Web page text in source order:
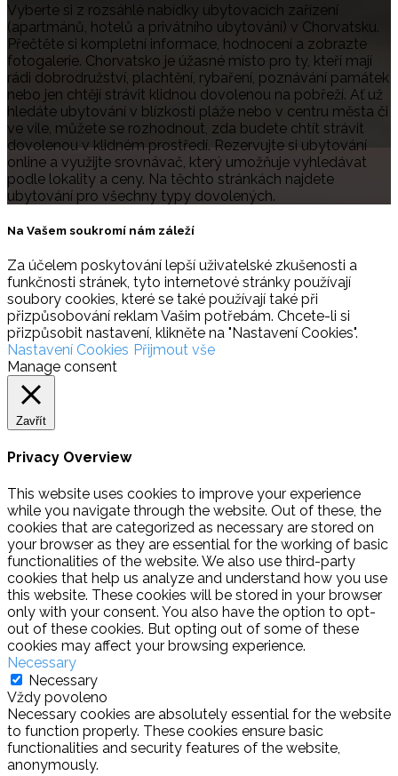
Vyberte si z rozsáhlé nabídky ubytovacích zařízení
(apartmánů, hotelů a privátního ubytování) v Chorvatsku.
Přečtěte si kompletní informace, hodnocení a zobrazte
fotogalerie. Chorvatsko je úžasné místo pro ty, kteří mají
rádi dobrodružství, plachtění, rybaření, poznávání památek
nebo jen chtějí strávit klidnou dovolenou na pobřeží. Ať už
hledáte ubytování v blízkosti pláže nebo v centru města či
ve vile, můžete se rozhodnout, zda budete chtít strávit
dovolenou v klidném prostředí. Rezervujte si ubytování
online a využijte srovnávač, který umožňuje vyhledávat
podle lokality a ceny. Na těchto stránkách najdete
ubytování pro všechny typy dovolených.
Na Vašem soukromí nám záleží
Za účelem poskytování lepší uživatelské zkušenosti a
funkčnosti stránek, tyto internetové stránky používají
soubory cookies, které se také používají také při
přizpůsobování reklam Vašim potřebám. Chcete-li si
přizpůsobit nastavení, klikněte na "Nastavení Cookies".
Nastavení Cookies Přijmout vše
Manage consent
Zavřít
Privacy Overview
This website uses cookies to improve your experience
while you navigate through the website. Out of these, the
cookies that are categorized as necessary are stored on
your browser as they are essential for the working of basic
functionalities of the website. We also use third-party
cookies that help us analyze and understand how you use
this website. These cookies will be stored in your browser
only with your consent. You also have the option to opt-
out of these cookies. But opting out of some of these
cookies may affect your browsing experience.
Necessary
Necessary
Vždy povoleno
Necessary cookies are absolutely essential for the website
to function properly. These cookies ensure basic
functionalities and security features of the website,
anonymously.